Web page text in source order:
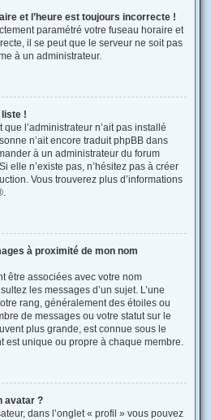
et l’heure est toujours incorrecte !
paramétré votre fuseau horaire et
il se peut que le serveur ne soit pas
à un administrateur.
liste !
l’administrateur n’ait pas installé
n’ait encore traduit phpBB dans
à un administrateur du forum
elle n’existe pas, n’hésitez pas à créer
Vous trouverez plus d’informations
à proximité de mon nom
être associées avec votre nom
les messages d’un sujet. L’une
rang, généralement des étoiles ou
de messages ou votre statut sur le
plus grande, est connue sous le
est unique ou propre à chaque membre.
avatar ?
dans l’onglet « profil » vous pouvez